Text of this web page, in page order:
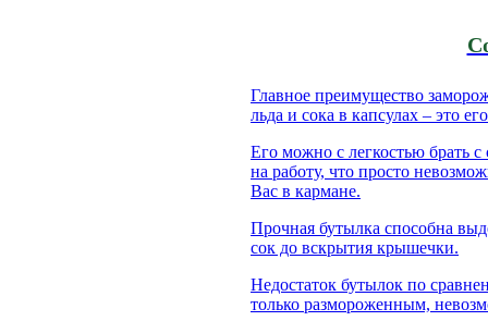
Главное преимущество
льда и сока в капсулах – это
Его можно с легкостью брать
на работу, что просто
Вас в кармане.
Прочная бутылка способна
сок до вскрытия крышечки.
Недостаток бутылок по
только размороженным,